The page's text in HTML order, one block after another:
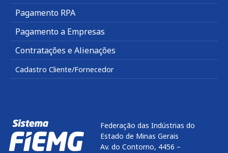
Pagamento RPA
Pagamento a Empresas
Contratações e Alienações
Cadastro Cliente/Fornecedor
Federação das Indústrias do
Estado de Minas Gerais
Av. do Contorno, 4456 –